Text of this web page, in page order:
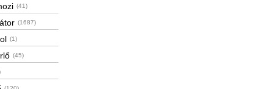
(41)
(1687)
(1)
(45)